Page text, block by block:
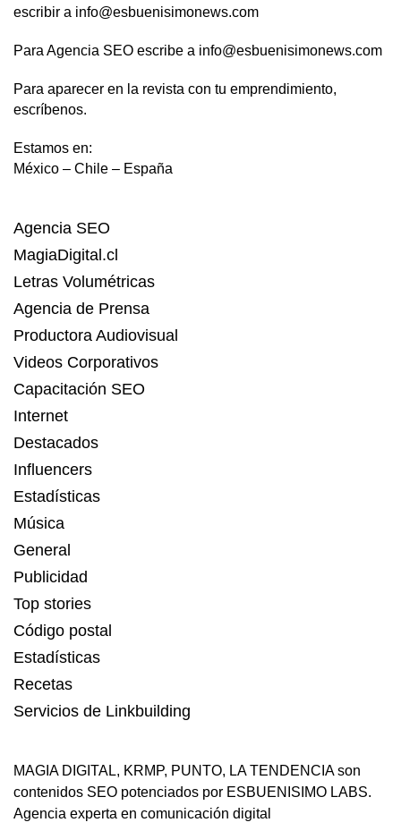
escribir a info@esbuenisimonews.com
Para Agencia SEO escribe a info@esbuenisimonews.com
Para aparecer en la revista con tu emprendimiento,
escríbenos.
Estamos en:
México – Chile – España
Agencia SEO
MagiaDigital.cl
Letras Volumétricas
Agencia de Prensa
Productora Audiovisual
Videos Corporativos
Capacitación SEO
Internet
Destacados
Influencers
Estadísticas
Música
General
Publicidad
Top stories
Código postal
Estadísticas
Recetas
Servicios de Linkbuilding
MAGIA DIGITAL, KRMP, PUNTO, LA TENDENCIAson
contenidos SEO potenciados por ESBUENISIMO LABS.
Agencia experta en comunicación digital